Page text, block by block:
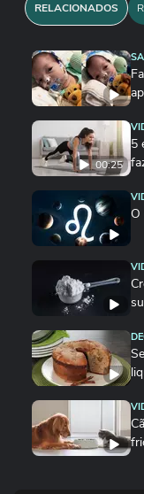
RELACIONADOS
00:25
5
O